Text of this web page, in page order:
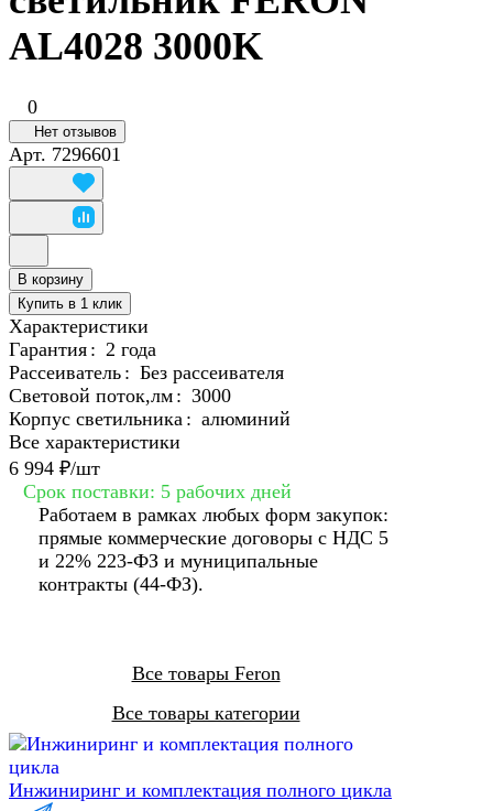
AL4028 3000K
0
Нет отзывов
Арт. 7296601
В корзину
Купить в 1 клик
Характеристики
Гарантия : 2 года
Рассеиватель : Без рассеивателя
Световой поток,лм : 3000
Корпус светильника : алюминий
Все характеристики
6 994 ₽/шт
Срок поставки: 5 рабочих дней
Работаем в рамках любых форм закупок:
прямые коммерческие договоры с НДС 5
и 22% 223-ФЗ и муниципальные
контракты (44-ФЗ).
Все товары Feron
Все товары категории
Инжиниринг и комплектация полного цикла